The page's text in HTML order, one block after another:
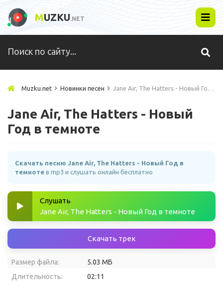
MUZKU.NET
Muzku.net Новинки песен Jane Air, The Hatters - Новый Год в темноте
Jane Air, The Hatters - Новый
Год в темноте
Скачать песню Jane Air, The Hatters - Новый Год в
темноте в mp3 и слушать онлайн бесплатно
Слушать
Jane Air, The Hatters - Новый Год в темноте
Скачать трек
Размер файла:
5.03 МБ
Длительность:
02:11